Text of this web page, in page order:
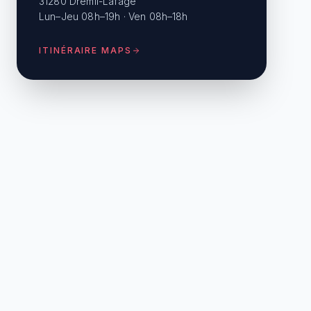
Lun–Jeu 08h–19h · Ven 08h–18h
ITINÉRAIRE MAPS